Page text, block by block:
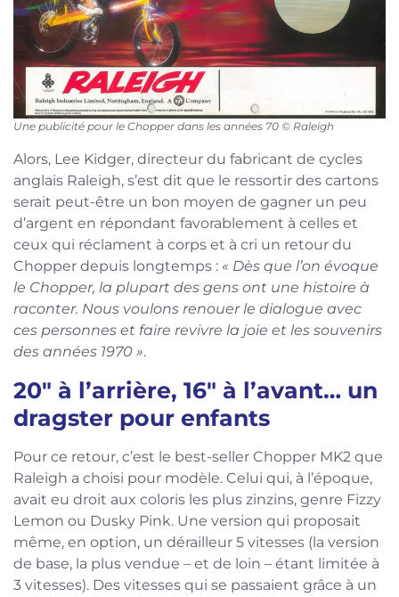
Une publicité pour le Chopper dans les années 70 © Raleigh
Alors, Lee Kidger, directeur du fabricant de cycles
anglais Raleigh, s’est dit que le ressortir des cartons
serait peut-être un bon moyen de gagner un peu
d’argent en répondant favorablement à celles et
ceux qui réclament à corps et à cri un retour du
Chopper depuis longtemps : « Dès que l’on évoque
le Chopper, la plupart des gens ont une histoire à
raconter. Nous voulons renouer le dialogue avec
ces personnes et faire revivre la joie et les souvenirs
des années 1970 ».
20″ à l’arrière, 16″ à l’avant… un
dragster pour enfants
Pour ce retour, c’est le best-seller Chopper MK2 que
Raleigh a choisi pour modèle. Celui qui, à l’époque,
avait eu droit aux coloris les plus zinzins, genre Fizzy
Lemon ou Dusky Pink. Une version qui proposait
même, en option, un dérailleur 5 vitesses (la version
de base, la plus vendue – et de loin – étant limitée à
3 vitesses). Des vitesses qui se passaient grâce à un